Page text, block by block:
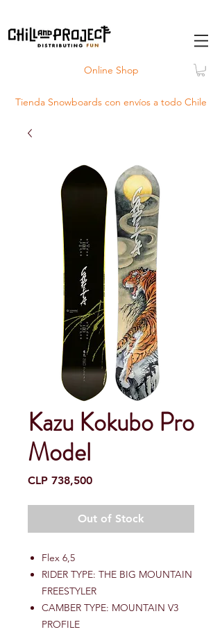
Online Shop
Tienda Snowboards con envíos a todo Chile
Kazu Kokubo Pro
Model
CLP 738,500Price
Out of Stock
Flex 6,5
RIDER TYPE: THE BIG MOUNTAIN
FREESTYLER
CAMBER TYPE: MOUNTAIN V3
PROFILE